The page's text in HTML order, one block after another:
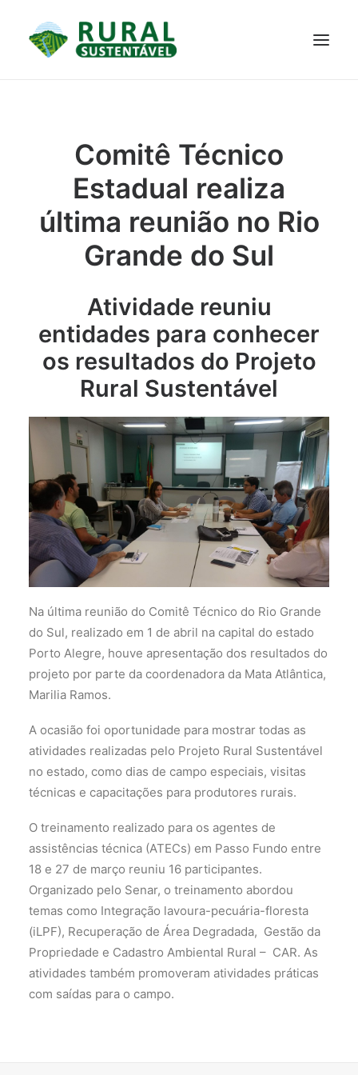
JANELA DO CONHECIMENTO
RESULTADOS ALCANÇADOS
Comitê Técnico
Estadual realiza
última reunião no Rio
Grande do Sul
Atividade reuniu
entidades para conhecer
os resultados do Projeto
Rural Sustentável
Na última reunião do Comitê Técnico do Rio Grande
do Sul, realizado em 1 de abril na capital do estado
Porto Alegre, houve apresentação dos resultados do
projeto por parte da coordenadora da Mata Atlântica,
Marilia Ramos.
A ocasião foi oportunidade para mostrar todas as
atividades realizadas pelo Projeto Rural Sustentável
no estado, como dias de campo especiais, visitas
técnicas e capacitações para produtores rurais.
O treinamento realizado para os agentes de
assistências técnica (ATECs) em Passo Fundo entre
18 e 27 de março reuniu 16 participantes.
Organizado pelo Senar, o treinamento abordou
temas como Integração lavoura-pecuária-floresta
(iLPF), Recuperação de Área Degradada, Gestão da
Propriedade e Cadastro Ambiental Rural – CAR. As
atividades também promoveram atividades práticas
com saídas para o campo.